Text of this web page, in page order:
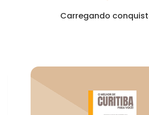
Carregando